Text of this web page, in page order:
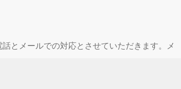
とメールでの対応とさせていただきます。メ